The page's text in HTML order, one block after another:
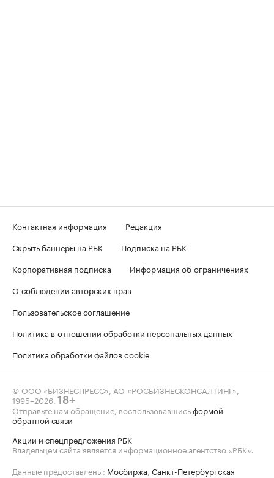
Контактная информация
Редакция
Скрыть баннеры на РБК
Подписка на РБК
Корпоративная подписка
Информация об ограничениях
О соблюдении авторских прав
Пользовательское соглашение
Политика в отношении обработки персональных данных
Политика обработки файлов cookie
© ООО «БИЗНЕСПРЕСС», АО «РОСБИЗНЕСКОНСАЛТИНГ»,
1995–2026. 18+
Отправьте нам обращение, воспользовавшисьформой
обратной связи
Акции и спецпредложения РБК
Владельцем сайта является информационное агентство «РБК».
Данные предоставлены: Мосбиржа, Санкт-Петербургская